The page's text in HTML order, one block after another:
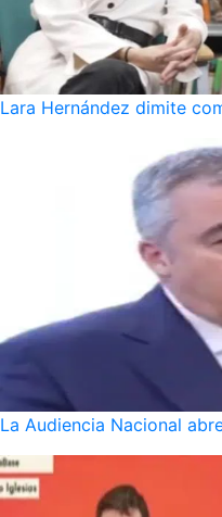
Lara Hernández dimite
La Audiencia Nacional